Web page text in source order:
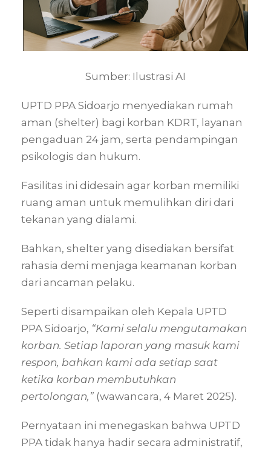
Sumber: Ilustrasi AI
UPTD PPA Sidoarjo menyediakan rumah
aman (shelter) bagi korban KDRT, layanan
pengaduan 24 jam, serta pendampingan
psikologis dan hukum.
Fasilitas ini didesain agar korban memiliki
ruang aman untuk memulihkan diri dari
tekanan yang dialami.
Bahkan, shelter yang disediakan bersifat
rahasia demi menjaga keamanan korban
dari ancaman pelaku.
Seperti disampaikan oleh Kepala UPTD
PPA Sidoarjo, “Kami selalu mengutamakan
korban. Setiap laporan yang masuk kami
respon, bahkan kami ada setiap saat
ketika korban membutuhkan
pertolongan,” (wawancara, 4 Maret 2025).
Pernyataan ini menegaskan bahwa UPTD
PPA tidak hanya hadir secara administratif,